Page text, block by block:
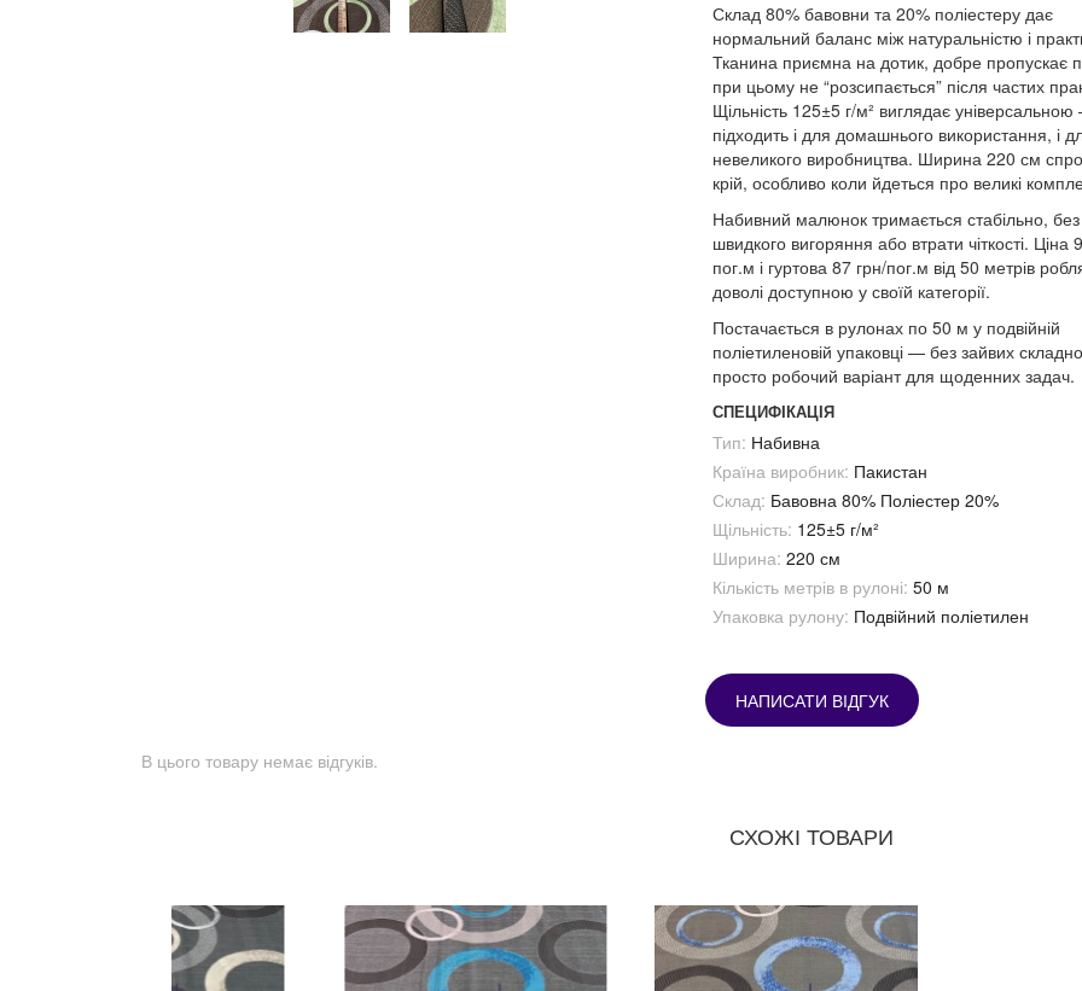
Склад 80% бавовни та 20% поліестеру дає
нормальний баланс між натуральністю і
Тканина приємна на дотик, добре пропускає
при цьому не “розсипається” після частих
Щільність 125±5 г/м² виглядає
підходить і для домашнього використання, і
невеликого виробництва. Ширина 220 см
крій, особливо коли йдеться про великі
Набивний малюнок тримається стабільно, без
швидкого вигоряння або втрати чіткості. Ціна
пог.м і гуртова 87 грн/пог.м від 50 метрів
доволі доступною у своїй категорії.
Постачається в рулонах по 50 м у подвійній
поліетиленовій упаковці — без зайвих
просто робочий варіант для щоденних задач.
СПЕЦИФІКАЦІЯ
Тип: Набивна
Країна виробник: Пакистан
Склад: Бавовна 80% Поліестер 20%
Щільність: 125±5 г/м²
Ширина: 220 см
Кількість метрів в рулоні: 50 м
Упаковка рулону: Подвійний поліетилен
НАПИСАТИ ВІДГУК
В цього товару немає відгуків.
СХОЖІ ТОВАРИ